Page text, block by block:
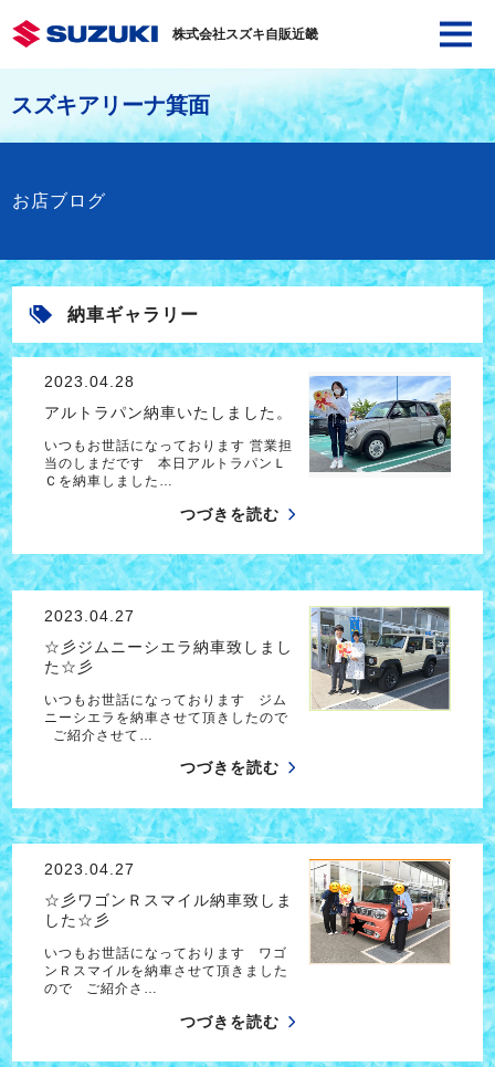
株式会社スズキ自販近畿
スズキアリーナ箕面
お店ブログ
納車ギャラリー
2023.04.28
アルトラパン納車いたしました。
いつもお世話になっております 営業担
当のしまだです 本日アルトラパンＬ
Ｃを納車しました…
つづきを読む
2023.04.27
☆彡ジムニーシエラ納車致しまし
た☆彡
いつもお世話になっております ジム
ニーシエラを納車させて頂きしたので
ご紹介させて…
つづきを読む
2023.04.27
☆彡ワゴンＲスマイル納車致しま
した☆彡
いつもお世話になっております ワゴ
ンＲスマイルを納車させて頂きました
ので ご紹介さ…
つづきを読む